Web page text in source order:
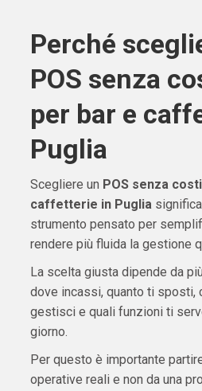
Perché
POS senza
per bar e
Puglia
Scegliere un POS senza
caffetterie in Pugliasignifica
strumento pensato per
rendere più fluida la gestione
La scelta giusta dipende da
dove incassi, quanto ti sposti,
gestisci e quali funzioni ti
giorno.
Per questo è importante
operative reali e non da una